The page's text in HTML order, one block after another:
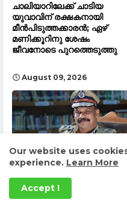
ചാലിയാറിലേക്ക് ചാടിയ
യുവാവിന് രക്ഷകനായി
മീൻപിടുത്തക്കാരൻ; ഏഴ്
മണിക്കൂറിനു ശേഷം
ജീവനോടെ പുറത്തെടുത്തു
August 09, 2026
റീൽസ് ഹീറോമാരുടെ
ഷോയൊക്കെ
Our website uses
experience. Learn More
Accept !